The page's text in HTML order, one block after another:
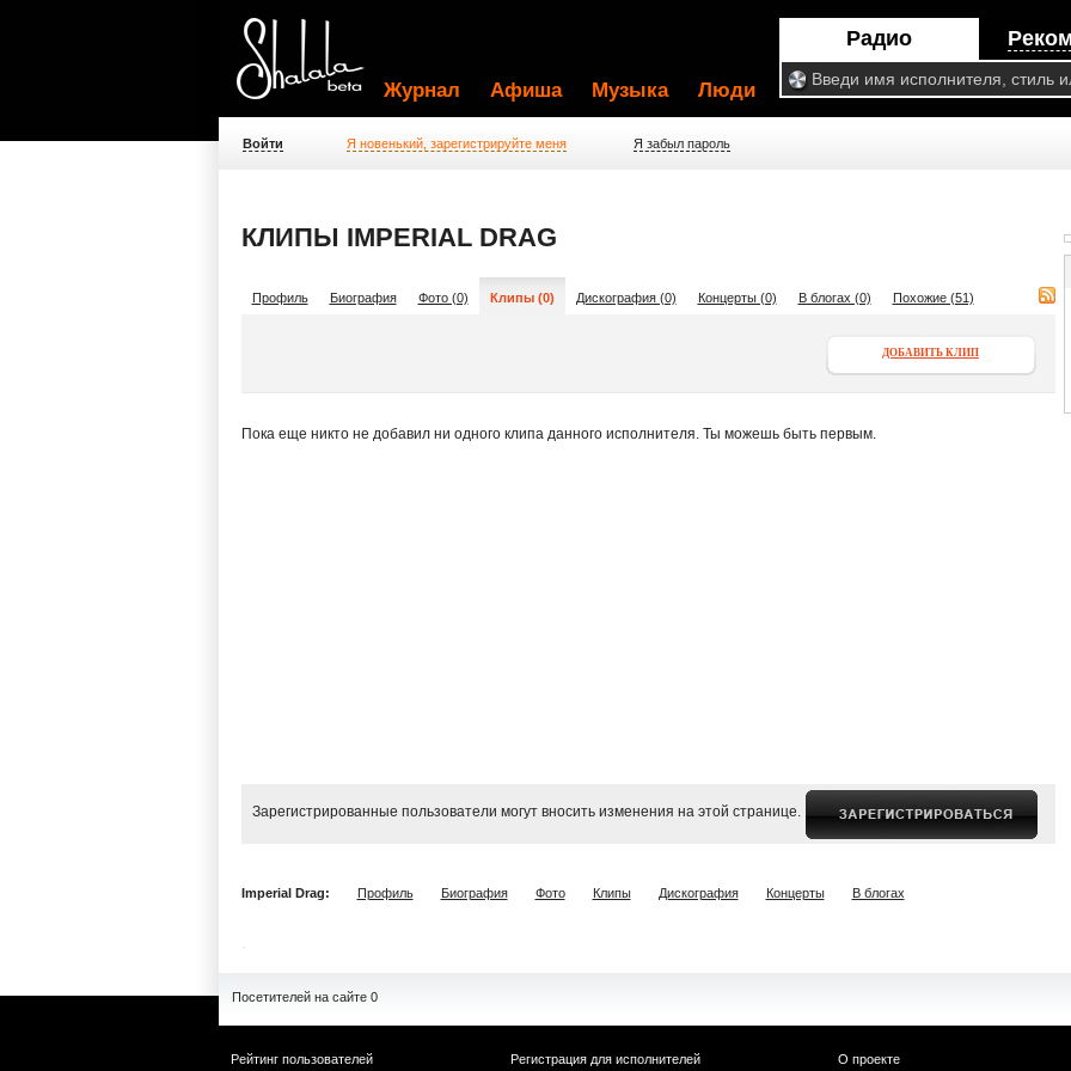
Радио
Журнал Афиша Музыка Люди
Войти Я новенький, зарегистрируйте меня Я забыл пароль
КЛИПЫ IMPERIAL DRAG
Профиль Биография Фото (0) Клипы (0) Дискография (0) Концерты (0) В блогах (0) Похожие (51)
ДОБАВИТЬ КЛИП
Пока еще никто не добавил ни одного клипа данного исполнителя. Ты можешь быть первым.
Зарегистрированные пользователи могут вносить изменения на этой странице.
Imperial Drag: Профиль Биография Фото Клипы Дискография Концерты В блогах
Посетителей на сайте 0
Рейтинг пользователей
Регистрация для исполнителей
О проекте